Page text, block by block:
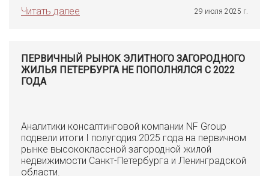
Читать далее
29 июля 2025 г.
ПЕРВИЧНЫЙ РЫНОК ЭЛИТНОГО ЗАГОРОДНОГО
ЖИЛЬЯ ПЕТЕРБУРГА НЕ ПОПОЛНЯЛСЯ С 2022
ГОДА
Аналитики консалтинговой компании NF Group
подвели итоги I полугодия 2025 года на первичном
рынке высококлассной загородной жилой
недвижимости Санкт-Петербурга и Ленинградской
области.